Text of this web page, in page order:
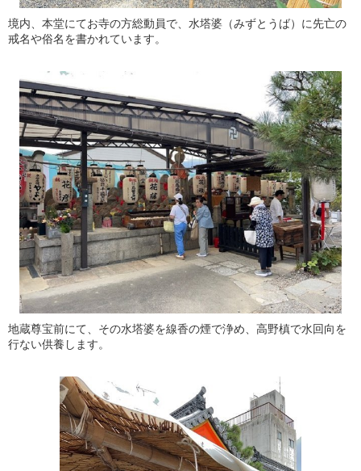
境内、本堂にてお寺の方総動員で、水塔婆（みずとうば）に先亡の
戒名や俗名を書かれています。
地蔵尊宝前にて、その水塔婆を線香の煙で浄め、高野槙で水回向を
行ない供養します。